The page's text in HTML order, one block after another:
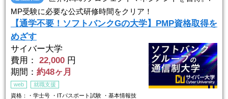
1. ...
MP受験に必要な公式研修時間をクリア！
【通学不要！ソフトバンクGの大学】PMP資格取得を
めざす
サイバー大学
費用：
22,000 円
期間： 約48ヶ月
web
就職支援
資格：・学士号 ・ITパスポート試験 ・基本情報技